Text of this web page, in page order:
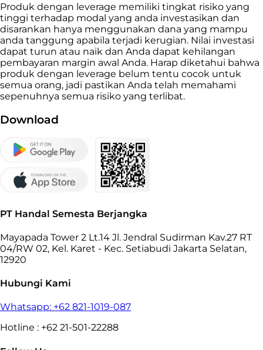
Produk dengan leverage memiliki tingkat risiko yang
tinggi terhadap modal yang anda investasikan dan
disarankan hanya menggunakan dana yang mampu
anda tanggung apabila terjadi kerugian. Nilai investasi
dapat turun atau naik dan Anda dapat kehilangan
pembayaran margin awal Anda. Harap diketahui bahwa
produk dengan leverage belum tentu cocok untuk
semua orang, jadi pastikan Anda telah memahami
sepenuhnya semua risiko yang terlibat.
Download
PT Handal Semesta Berjangka
Mayapada Tower 2 Lt.14 Jl. Jendral Sudirman Kav.27 RT
04/RW 02, Kel. Karet - Kec. Setiabudi Jakarta Selatan,
12920
Hubungi Kami
Whatsapp: +62 821-1019-087
Hotline : +62 21-501-22288